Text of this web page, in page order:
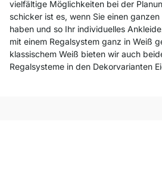
vielfältige Möglichkeiten bei der
schicker ist es, wenn Sie einen
haben und so Ihr individuelles
mit einem Regalsystem ganz in Weiß
klassischem Weiß bieten wir auch
Regalsysteme in den Dekorvarianten